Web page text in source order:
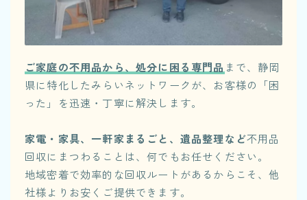
ご家庭の不用品から、処分に困る専門品 まで、静岡
県に特化したみらいネットワークが、お客様の「困
った」を迅速・丁寧に解決します。
家電・家具、一軒家まるごと、遺品整理など不用品
回収にまつわることは、何でもお任せください。
地域密着で効率的な回収ルートがあるからこそ、他
社様よりお安くご提供できます。